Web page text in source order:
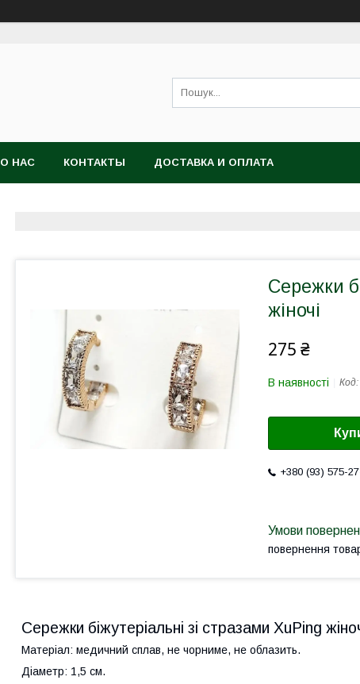
О НАС КОНТАКТЫ ДОСТАВКА И ОПЛАТА
Сережки
жіночі
275 ₴
В наявності Код:
+380 (93) 575-
повернення
Сережки біжутеріальні зі стразами XuPing
Матеріал: медичний сплав, не чорниме, не облазить.
Діаметр: 1,5 см.